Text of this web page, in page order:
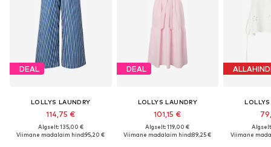
DEAL
LOLLYS LAUNDRY
114,75 €
Algselt: 135,00 €
Viimane madalaim hind:95,20 €
DEAL
LOLLYS LAUNDRY
101,15 €
Algselt: 119,00 €
Viimane madalaim hind:89,25 €
Viimane